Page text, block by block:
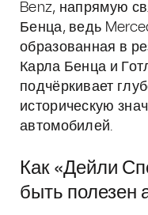
Benz, напрямую
Бенца, ведь
образованная в
Карла Бенца и
подчёркивает
историческую
автомобилей.
Как «Дейли
быть полезен